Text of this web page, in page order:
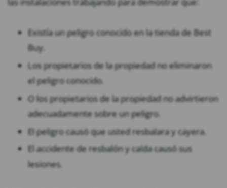
Existía un peligro conocido en la tienda de Best
Buy.
Los propietarios de la propiedad no eliminaron
el peligro conocido.
O los propietarios de la propiedad no advirtieron
adecuadamente sobre un peligro.
El peligro causó que usted resbalara y cayera.
El accidente de resbalón y caída causó sus
lesiones.